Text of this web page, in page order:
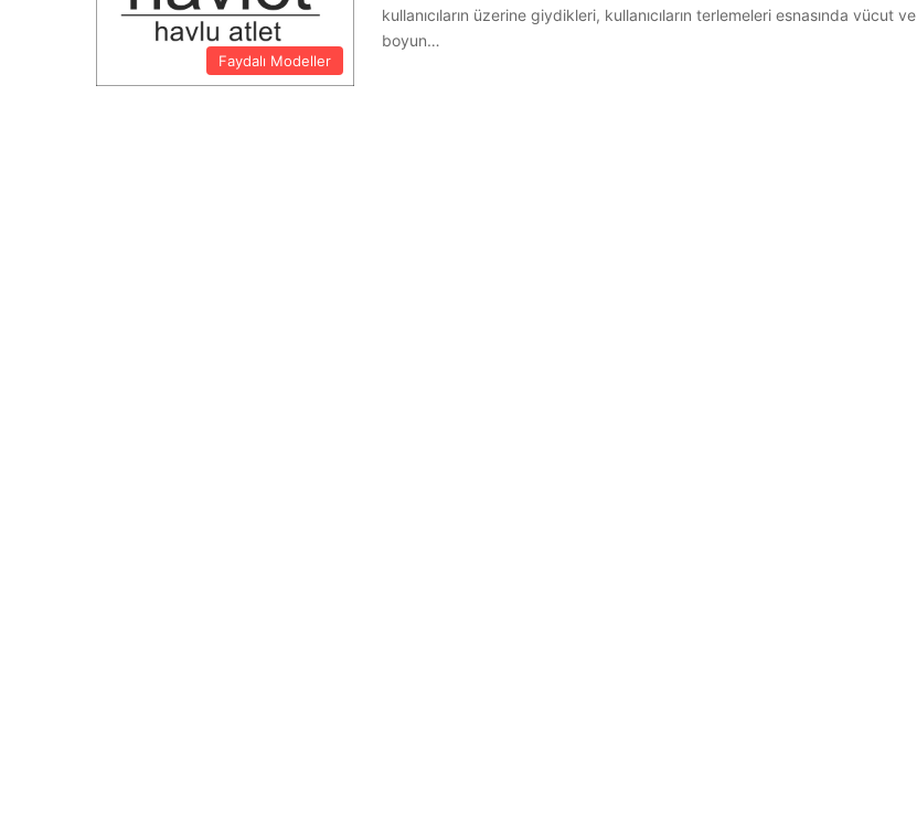
Faydalı Modeller
kullanıcıların üzerine giydikleri, kullanıcıların terlemeleri esnasında vücut ve
boyun…